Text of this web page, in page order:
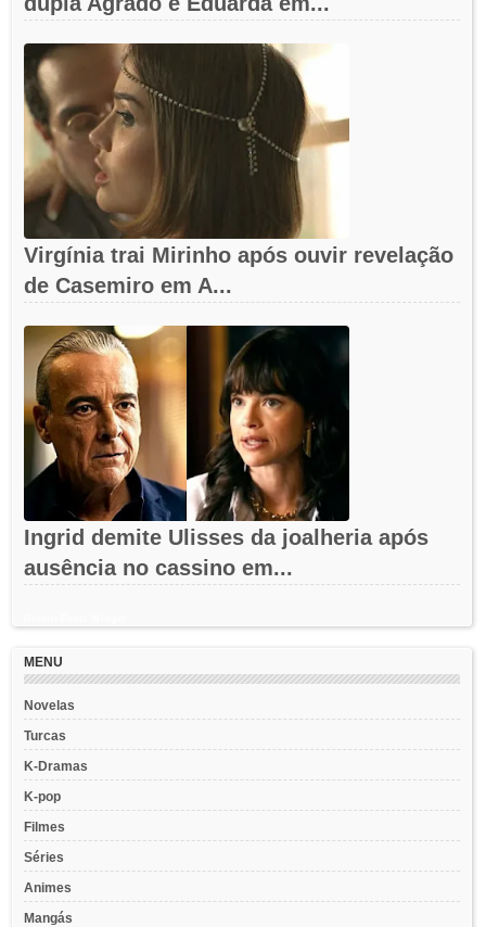
Virgínia trai Mirinho após ouvir revelação
de Casemiro em A...
Ingrid demite Ulisses da joalheria após
ausência no cassino em...
MENU
Novelas
Turcas
K-Dramas
K-pop
Filmes
Séries
Animes
Mangás